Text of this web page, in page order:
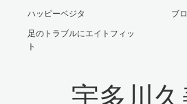
ハッピーベジタ
足のトラブルにエイトフィッ
ト
ブ
宇多川